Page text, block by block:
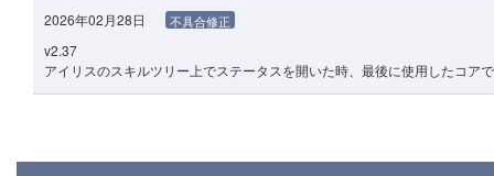
2026年02月28日 不具合修正
v2.37
アイリスのスキルツリー上でステータスを開いた時、最後に使用したコア